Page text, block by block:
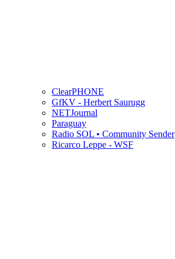
ClearPHONE
GfKV - Herbert Saurugg
NETJournal
Paraguay
Radio SOL • Community Sender
Ricarco Leppe - WSF